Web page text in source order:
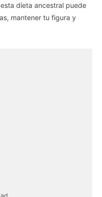
dieta ancestral puede
mantener tu figura y